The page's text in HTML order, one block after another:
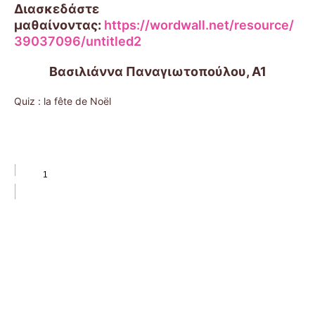
Διασκεδάστε
μαθαίνοντας: https://wordwall.net/resource/
39037096/untitled2
Βασιλιάννα Παναγιωτοπούλου, Α1
Quiz : la fête de Noël